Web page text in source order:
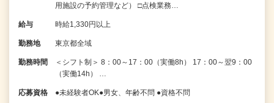
用施設の予約管理など） □点検業務…
給与 時給1,330円以上
勤務地 東京都全域
勤務時間
＜シフト制＞ 8：00～17：00（実働8h） 17：00～翌9：00
（実働14h） …
応募資格 ●未経験者OK●男女、年齢不問 ●資格不問